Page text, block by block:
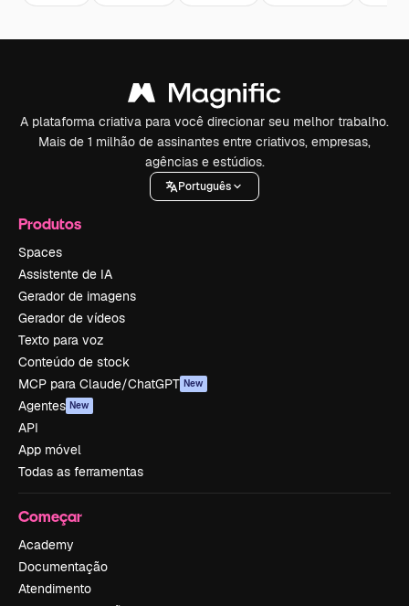
A plataforma criativa para você direcionar seu melhor trabalho.
Mais de 1 milhão de assinantes entre criativos, empresas,
agências e estúdios.
Português
Produtos
Spaces
Assistente de IA
Gerador de imagens
Gerador de vídeos
Texto para voz
Conteúdo de stock
MCP para Claude/ChatGPT New
Agentes New
API
App móvel
Todas as ferramentas
Começar
Academy
Documentação
Atendimento